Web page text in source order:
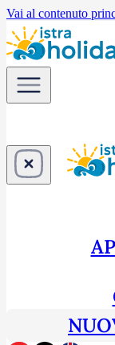
Vai al contenuto